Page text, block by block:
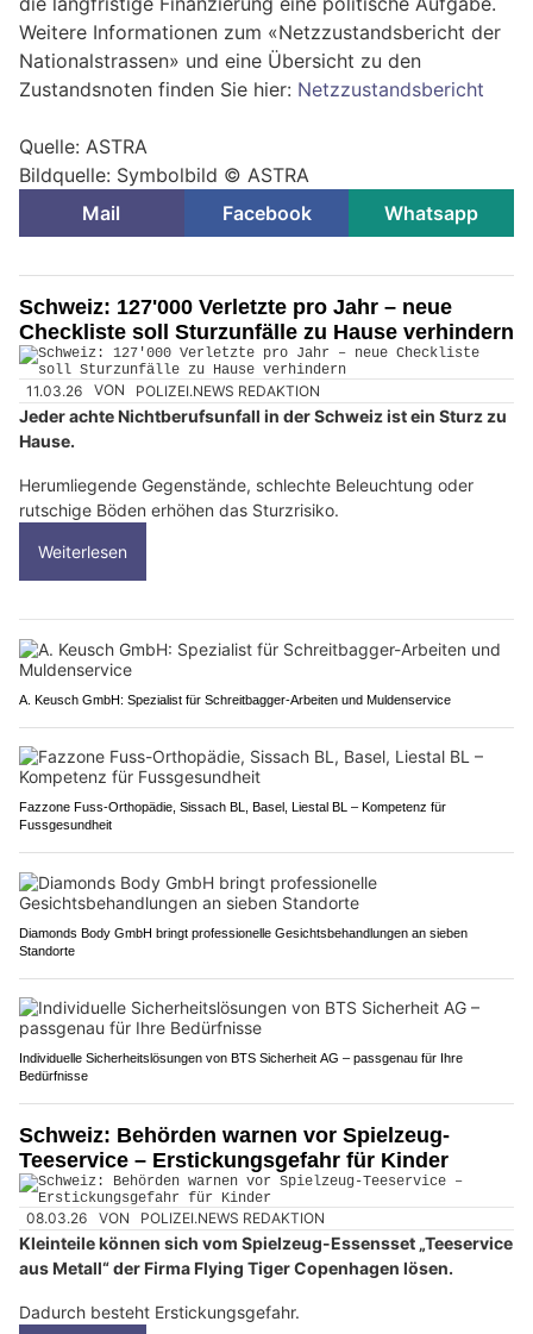
Weitere Informationen zum «Netzzustandsbericht der
Nationalstrassen» und eine Übersicht zu den
Zustandsnoten finden Sie hier: Netzzustandsbericht
Quelle: ASTRA
Bildquelle: Symbolbild © ASTRA
Mail
Facebook Whatsapp
Schweiz: 127'000 Verletzte pro Jahr – neue
Checkliste soll Sturzunfälle zu Hause verhindern
11.03.26 VON POLIZEI.NEWS REDAKTION
Jeder achte Nichtberufsunfall in der Schweiz ist ein Sturz zu
Hause.
Herumliegende Gegenstände, schlechte Beleuchtung oder
rutschige Böden erhöhen das Sturzrisiko.
Weiterlesen
A. Keusch GmbH: Spezialist für Schreitbagger-Arbeiten und Muldenservice
Fazzone Fuss-Orthopädie, Sissach BL, Basel, Liestal BL – Kompetenz für
Fussgesundheit
Diamonds Body GmbH bringt professionelle Gesichtsbehandlungen an sieben
Standorte
Individuelle Sicherheitslösungen von BTS Sicherheit AG – passgenau für Ihre
Bedürfnisse
Schweiz: Behörden warnen vor Spielzeug-
Teeservice – Erstickungsgefahr für Kinder
08.03.26 VON POLIZEI.NEWS REDAKTION
Kleinteile können sich vom Spielzeug-Essensset „Teeservice
aus Metall“ der Firma Flying Tiger Copenhagen lösen.
Dadurch besteht Erstickungsgefahr.